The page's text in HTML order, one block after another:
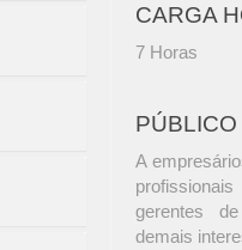
CARGA
7 Horas
PÚBLICO
A
gerentes
demais